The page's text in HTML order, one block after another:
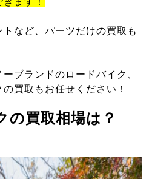
など、パーツだけの買取も
ブランドのロードバイク、
買取もお任せください！
の買取相場は？